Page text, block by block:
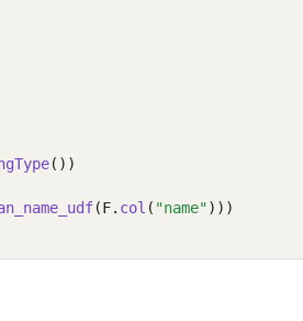
())
(F. col ( "name")))